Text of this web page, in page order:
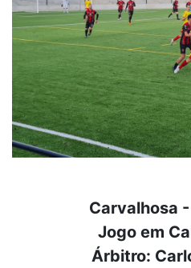
Carvalhosa
Jogo em
Árbitro: